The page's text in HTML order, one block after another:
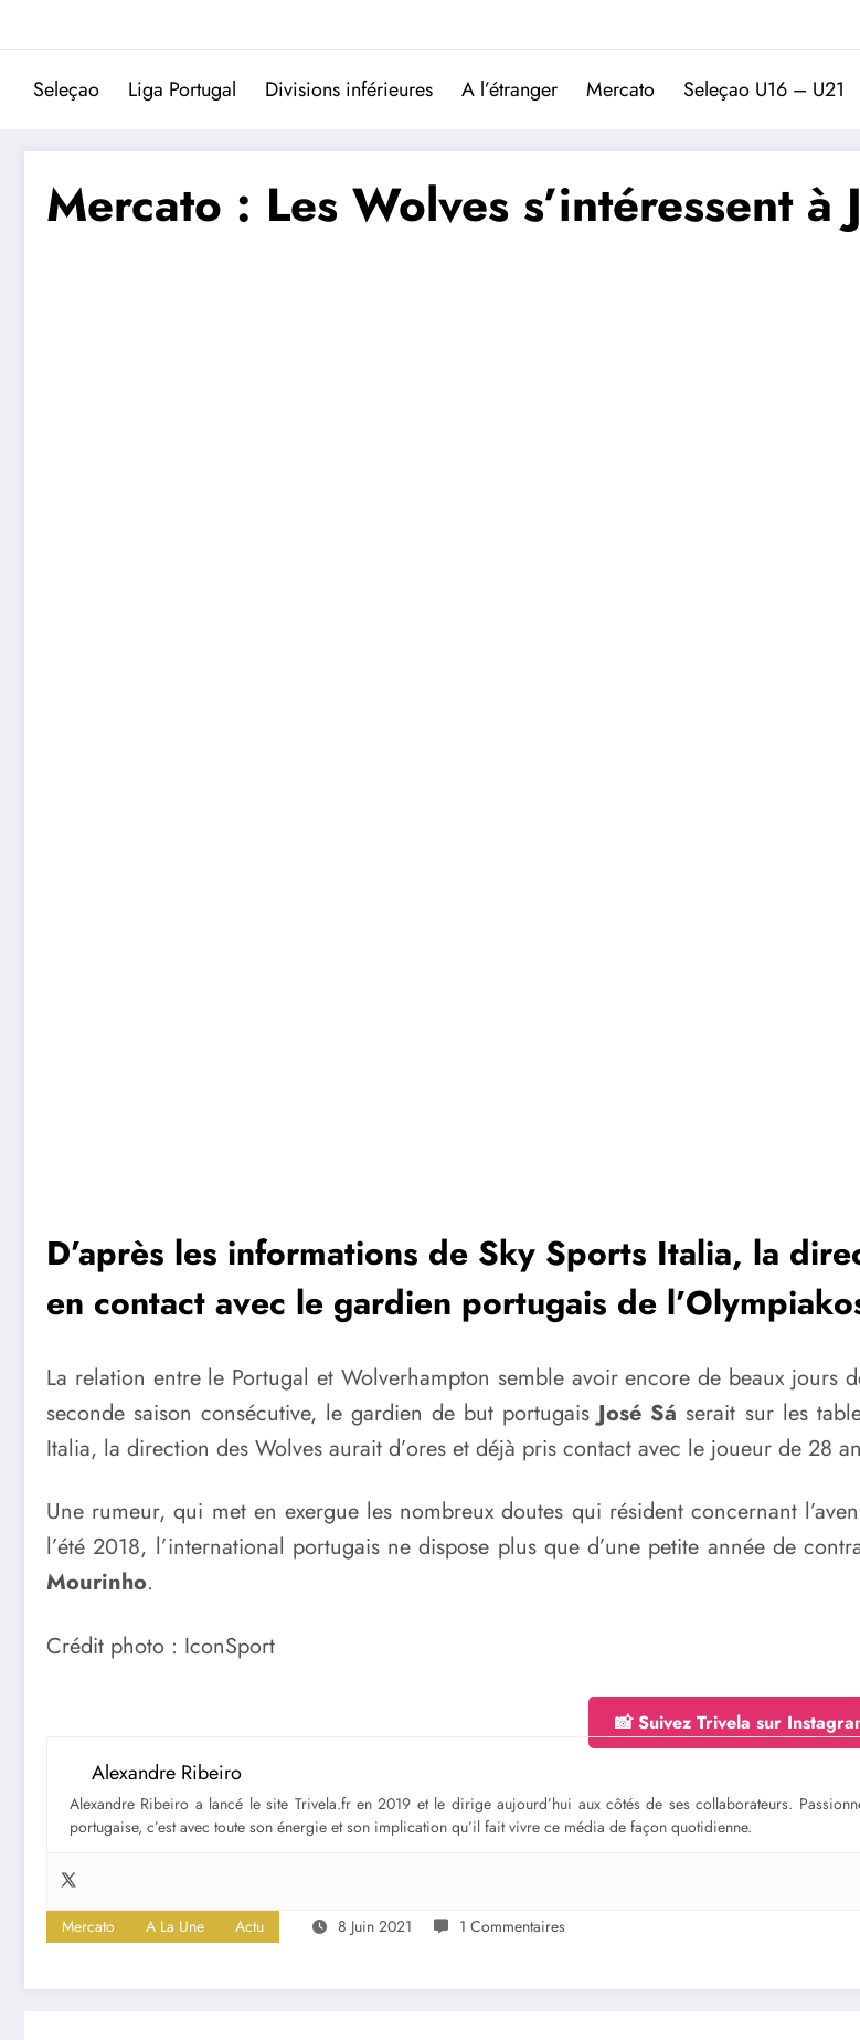
Trivela
L'actualité
Seleçao Liga Portugal Divisions inférieures A l’étranger Mercato Seleçao U16 – U21
Mercato : Les Wolves s’intéressent à
D’après les informations de Sky Sports Italia, la
en contact avec le gardien portugais de
La relation entre le Portugal et Wolverhampton semble avoir encore de beaux
seconde saison consécutive, le gardien de but portugais José Sá serait sur les
Italia, la direction des Wolves aurait d’ores et déjà pris contact avec le joueur de 28
Une rumeur, qui met en exergue les nombreux doutes qui résident concernant
l’été 2018, l’international portugais ne dispose plus que d’une petite année de
Mourinho.
Crédit photo : IconSport
📸 Suivez Trivela sur
Alexandre Ribeiro
Alexandre Ribeiro a lancé le site Trivela.fr en 2019 et le dirige aujourd’hui aux côtés de ses collaborateurs.
portugaise, c’est avec toute son énergie et son implication qu’il fait vivre ce média de façon quotidienne.
Mercato A La Une Actu 8 Juin 2021 1 Commentaires